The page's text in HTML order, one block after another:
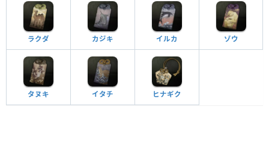
ラクダ カジキ イルカ ゾウ
タヌキ イタチ ヒナギク